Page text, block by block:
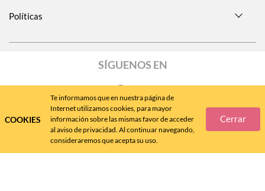
COOKIES
Te informamos que en nuestra página de
Internet utilizamos cookies, para mayor
información sobre las mismas favor de acceder
al aviso de privacidad. Al continuar navegando,
consideraremos que acepta su uso.
Cerrar
Políticas
SÍGUENOS EN
CallCenter477 788 4600